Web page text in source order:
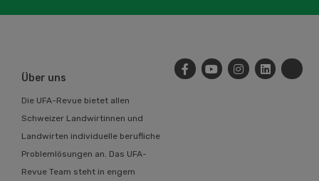
Über uns
Die UFA-Revue bietet allen
Schweizer Landwirtinnen und
Landwirten individuelle berufliche
Problemlösungen an. Das UFA-
Revue Team steht in engem